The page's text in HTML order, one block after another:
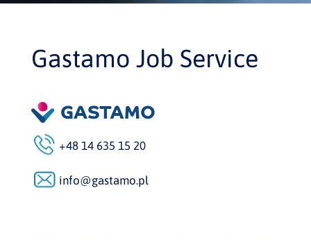
Gastamo Job Service
+48 14 635 15 20
info@gastamo.pl